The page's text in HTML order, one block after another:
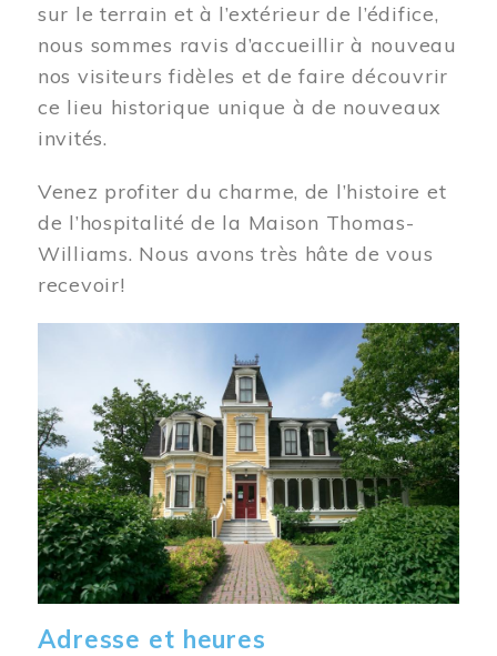
sur le terrain et à l’extérieur de l’édifice,
nous sommes ravis d’accueillir à nouveau
nos visiteurs fidèles et de faire découvrir
ce lieu historique unique à de nouveaux
invités.
Venez profiter du charme, de l’histoire et
de l’hospitalité de la Maison Thomas-
Williams. Nous avons très hâte de vous
recevoir!
Adresse et heures